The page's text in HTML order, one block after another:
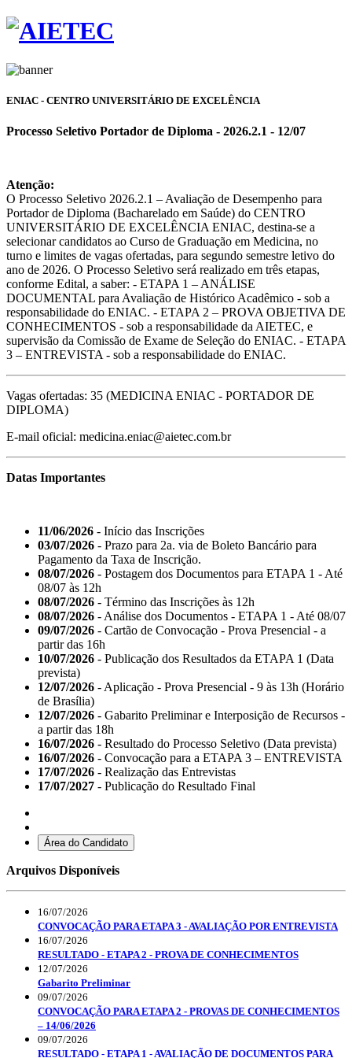
ENIAC - CENTRO UNIVERSITÁRIO DE EXCELÊNCIA
Processo Seletivo Portador de Diploma - 2026.2.1 - 12/07
Atenção:
O Processo Seletivo 2026.2.1 – Avaliação de Desempenho para
Portador de Diploma (Bacharelado em Saúde) do CENTRO
UNIVERSITÁRIO DE EXCELÊNCIA ENIAC, destina-se a
selecionar candidatos ao Curso de Graduação em Medicina, no
turno e limites de vagas ofertadas, para segundo semestre letivo do
ano de 2026. O Processo Seletivo será realizado em três etapas,
conforme Edital, a saber: - ETAPA 1 – ANÁLISE
DOCUMENTAL para Avaliação de Histórico Acadêmico - sob a
responsabilidade do ENIAC. - ETAPA 2 – PROVA OBJETIVA DE
CONHECIMENTOS - sob a responsabilidade da AIETEC, e
supervisão da Comissão de Exame de Seleção do ENIAC. - ETAPA
3 – ENTREVISTA - sob a responsabilidade do ENIAC.
Vagas ofertadas: 35 (MEDICINA ENIAC - PORTADOR DE
DIPLOMA)
E-mail oficial: medicina.eniac@aietec.com.br
Datas Importantes
11/06/2026 - Início das Inscrições
03/07/2026 - Prazo para 2a. via de Boleto Bancário para
Pagamento da Taxa de Inscrição.
08/07/2026 - Postagem dos Documentos para ETAPA 1 - Até
08/07 às 12h
08/07/2026 - Término das Inscrições às 12h
08/07/2026 - Análise dos Documentos - ETAPA 1 - Até 08/07
09/07/2026 - Cartão de Convocação - Prova Presencial - a
partir das 16h
10/07/2026 - Publicação dos Resultados da ETAPA 1 (Data
prevista)
12/07/2026 - Aplicação - Prova Presencial - 9 às 13h (Horário
de Brasília)
12/07/2026 - Gabarito Preliminar e Interposição de Recursos -
a partir das 18h
16/07/2026 - Resultado do Processo Seletivo (Data prevista)
16/07/2026 - Convocação para a ETAPA 3 – ENTREVISTA
17/07/2026 - Realização das Entrevistas
17/07/2027 - Publicação do Resultado Final
Área do Candidato
Arquivos Disponíveis
16/07/2026
CONVOCAÇÃO PARA ETAPA 3 - AVALIAÇÃO POR ENTREVISTA
16/07/2026
RESULTADO - ETAPA 2 - PROVA DE CONHECIMENTOS
12/07/2026
Gabarito Preliminar
09/07/2026
CONVOCAÇÃO PARA ETAPA 2 - PROVAS DE CONHECIMENTOS
– 14/06/2026
09/07/2026
RESULTADO - ETAPA 1 - AVALIAÇÃO DE DOCUMENTOS PARA